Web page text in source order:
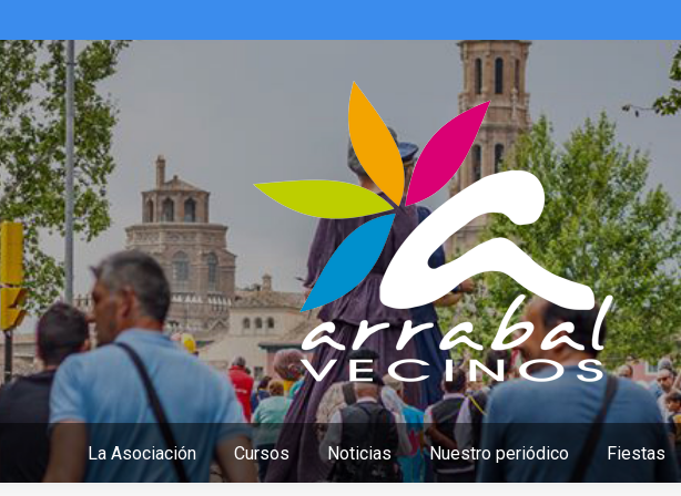
La Asociación Cursos Noticias Nuestro periódico Fiestas